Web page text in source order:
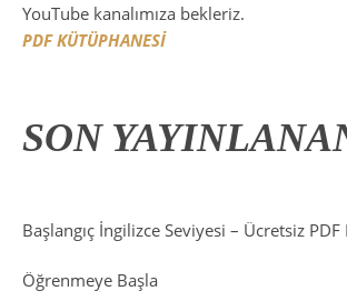
YouTube kanalımıza bekleriz.
PDF KÜTÜPHANESİ
SON
Başlangıç İngilizce Seviyesi – Ücretsiz
Öğrenmeye Başla